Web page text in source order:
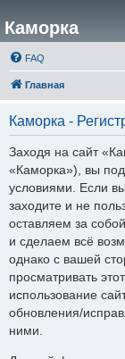
Каморка
FAQ
Главная
Каморка -
Заходя на сайт
«Каморка»), вы
условиями. Если
заходите и не
оставляем за
и сделаем всё
однако с вашей
просматривать
использование
обновления/
ними.